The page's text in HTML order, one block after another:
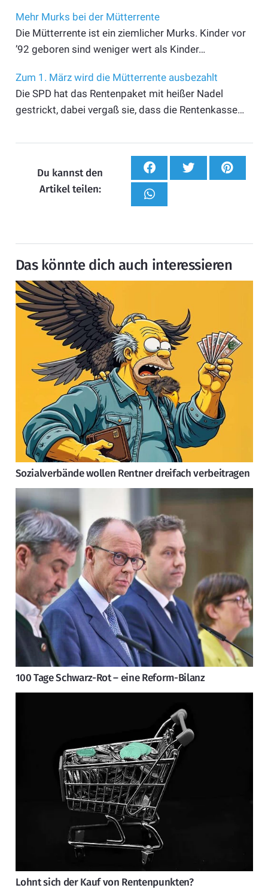
Mehr Murks bei der Mütterrente
Die Mütterrente ist ein ziemlicher Murks. Kinder vor
’92 geboren sind weniger wert als Kinder…
Zum 1. März wird die Mütterrente ausbezahlt
Die SPD hat das Rentenpaket mit heißer Nadel
gestrickt, dabei vergaß sie, dass die Rentenkasse…
Du kannst den
Artikel teilen:
Das könnte dich auch interessieren
Sozialverbände wollen Rentner dreifach verbeitragen
100 Tage Schwarz-Rot – eine Reform-Bilanz
Lohnt sich der Kauf von Rentenpunkten?